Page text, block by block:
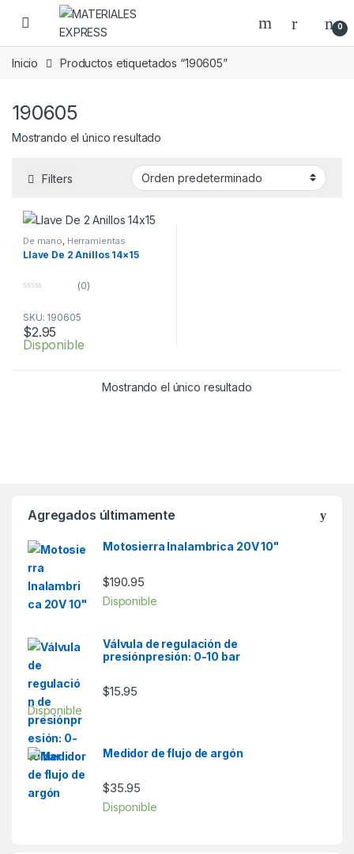
Skip to navigation
Skip to content
0
Inicio Productos etiquetados “190605”
190605
Mostrando el único resultado
Filters
De mano Herramientas
Llave De 2 Anillos 14×15
u
t
o
f
(0)
SKU: 190605
$2.95
Disponible
Mostrando el único resultado
Agregados últimamente
Motosierra Inalambrica 20V 10"
$190.95
Disponible
Válvula de regulación de
presiónpresión: 0-10 bar
$15.95
Disponible
Medidor de flujo de argón
$35.95
Disponible